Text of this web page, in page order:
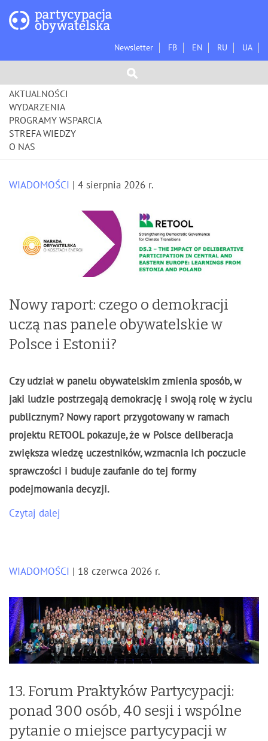
Newsletter FB EN RU UA
AKTUALNOŚCI
WYDARZENIA
PROGRAMY WSPARCIA
STREFA WIEDZY
O NAS
WIADOMOŚCI | 4 sierpnia 2026 r.
Nowy raport: czego o demokracji
uczą nas panele obywatelskie w
Polsce i Estonii?
Czy udział w panelu obywatelskim zmienia sposób, w
jaki ludzie postrzegają demokrację i swoją rolę w życiu
publicznym? Nowy raport przygotowany w ramach
projektu RETOOL pokazuje, że w Polsce deliberacja
zwiększa wiedzę uczestników, wzmacnia ich poczucie
sprawczości i buduje zaufanie do tej formy
podejmowania decyzji.
Czytaj dalej
WIADOMOŚCI | 18 czerwca 2026 r.
13. Forum Praktyków Partycypacji:
ponad 300 osób, 40 sesji i wspólne
pytanie o miejsce partycypacji w